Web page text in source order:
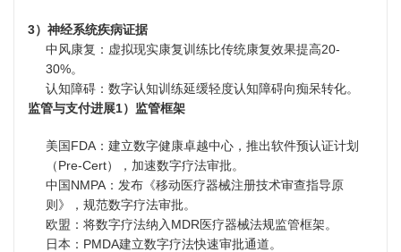
3）神经系统疾病证据
中风康复：虚拟现实康复训练比传统康复效果提高20-
30%。
认知障碍：数字认知训练延缓轻度认知障碍向痴呆转化。
监管与支付进展1）监管框架
美国FDA：建立数字健康卓越中心，推出软件预认证计划
（Pre-Cert），加速数字疗法审批。
中国NMPA：发布《移动医疗器械注册技术审查指导原
则》，规范数字疗法审批。
欧盟：将数字疗法纳入MDR医疗器械法规监管框架。
日本：PMDA建立数字疗法快速审批通道。